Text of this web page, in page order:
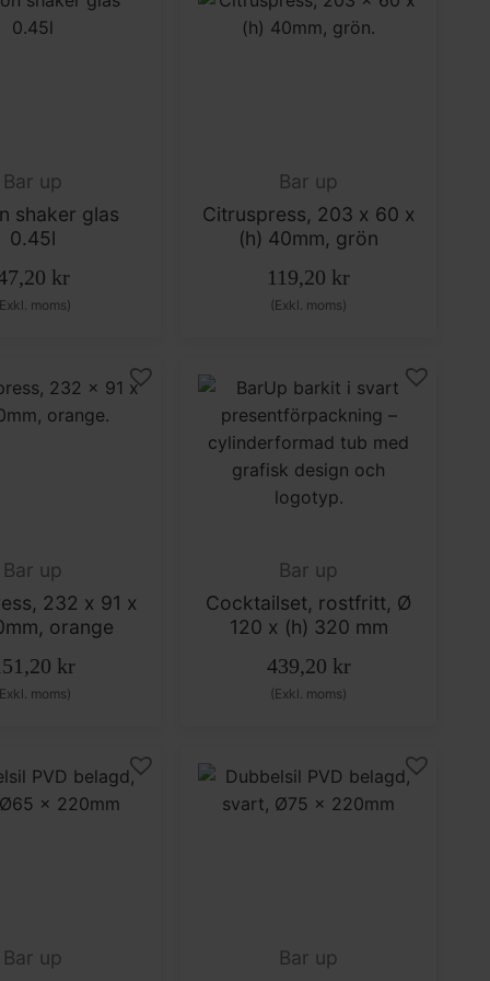
Bar up
shaker glas
0.45l
kr
moms)
Bar up
Citruspress, 203 x 60 x
(h) 40mm, grön
119,20 kr
(Exkl. moms)
Bar up
232 x 91 x
orange
kr
moms)
Bar up
Cocktailset, rostfritt, Ø
120 x (h) 320 mm
439,20 kr
(Exkl. moms)
Bar up
Bar up